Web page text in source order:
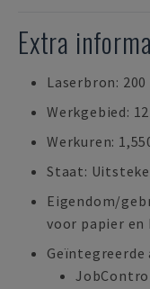
Extra
Laserbron: 200
Werkgebied:
Werkuren:
Staat:
Eigendom/
voor papier en